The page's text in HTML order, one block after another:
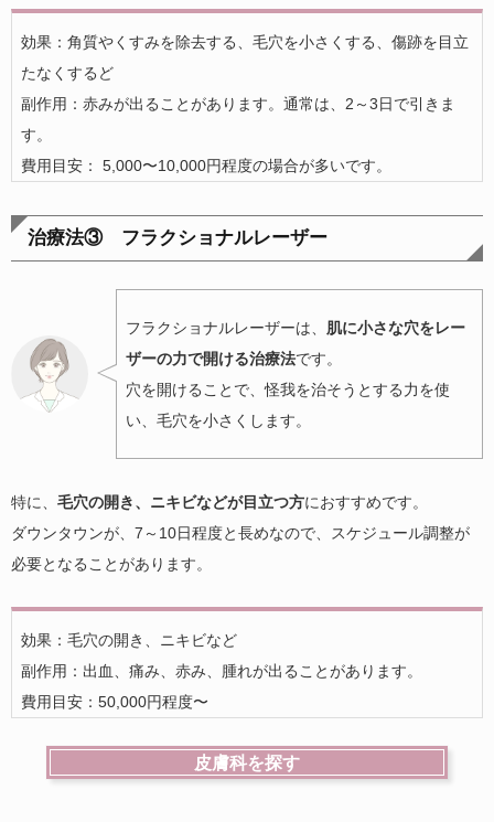
効果：角質やくすみを除去する、毛穴を小さくする、傷跡を目立
たなくするど
副作用：赤みが出ることがあります。通常は、2～3日で引きま
す。
費用目安： 5,000〜10,000円程度の場合が多いです。
治療法③ フラクショナルレーザー
フラクショナルレーザーは、 肌に小さな穴をレー
ザーの力で開ける治療法です。
穴を開けることで、怪我を治そうとする力を使
い、毛穴を小さくします。
特に、 毛穴の開き、ニキビなどが目立つ方におすすめです。
ダウンタウンが、7～10日程度と長めなので、スケジュール調整が
必要となることがあります。
効果：毛穴の開き、ニキビなど
副作用：出血、痛み、赤み、腫れが出ることがあります。
費用目安：50,000円程度〜
皮膚科を探す